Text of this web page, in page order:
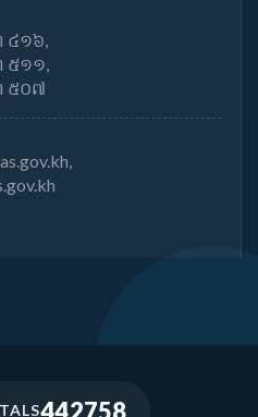
៤១៦,
៥១១,
៥០៧
442758